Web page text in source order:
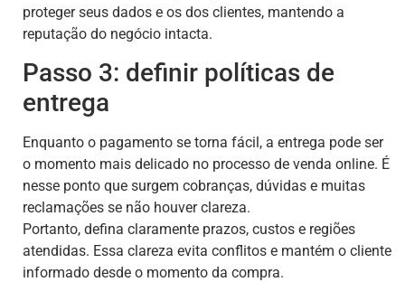
proteger seus dados e os dos clientes, mantendo a
reputação do negócio intacta.
Passo 3: definir políticas de
entrega
Enquanto o pagamento se torna fácil, a entrega pode ser
o momento mais delicado no processo de venda online. É
nesse ponto que surgem cobranças, dúvidas e muitas
reclamações se não houver clareza.
Portanto, defina claramente prazos, custos e regiões
atendidas. Essa clareza evita conflitos e mantém o cliente
informado desde o momento da compra.